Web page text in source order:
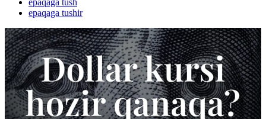
epaqaga tush
epaqaga tushir